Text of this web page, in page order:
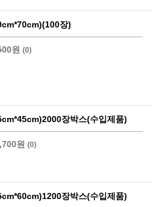
장)
원 (0)
장박스(수입제품)
원 (0)
장박스(수입제품)